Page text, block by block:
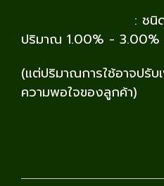
: ชนิดผง ใช้ผ
ปริมาณ 1.00% - 3.00%
(แต่ปริมาณการใช้อาจปรั
ความพอใจของลูกค้า)